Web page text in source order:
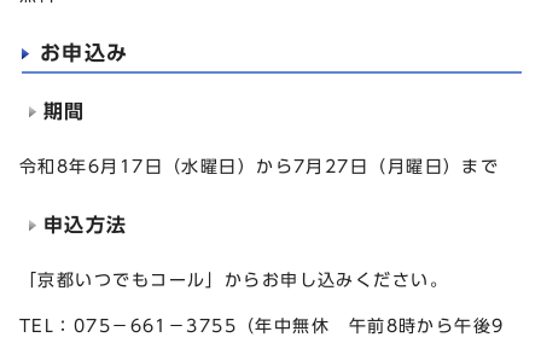
お申込み
期間
令和8年6月17日（水曜日）から7月27日（月曜日）まで
申込方法
「京都いつでもコール」からお申し込みください。
TEL：075－661－3755（年中無休 午前8時から午後9